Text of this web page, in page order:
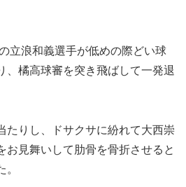
立浪和義選手が低めの際どい球
、橘高球審を突き飛ばして一発退
たりし、ドサクサに紛れて大西崇
お見舞いして肋骨を骨折させると